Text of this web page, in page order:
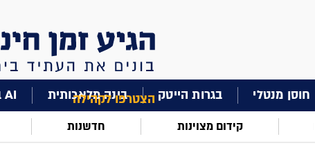
הצטרפו לקהילה חוסן מנטלי בגרות הייטק בינה מלאכותית AI בחינוך
קידום מצוינות חדשנות